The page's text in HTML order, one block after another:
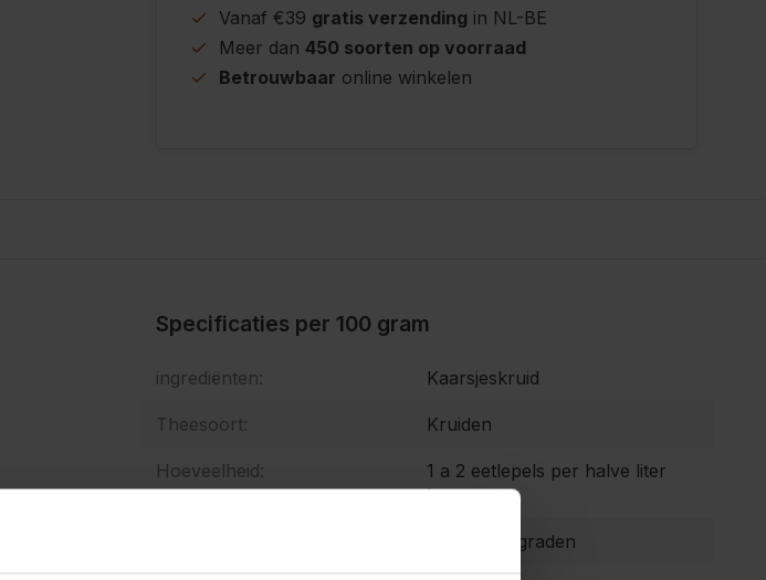
Vanaf €39 gratis verzending in NL-BE
Meer dan 450 soorten op voorraad
Betrouwbaar online winkelen
Specificaties per 100 gram
ingrediënten: Kaarsjeskruid
Theesoort: Kruiden
Hoeveelheid:
1 a 2 eetlepels per halve liter
heet water
90 tot 100 graden